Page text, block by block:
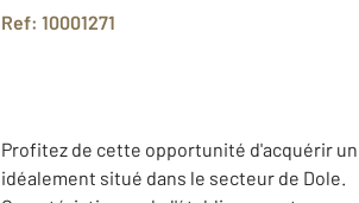
Ref: 10001271
Profitez de cette opportunité d'acquérir
idéalement situé dans le secteur de Dole.